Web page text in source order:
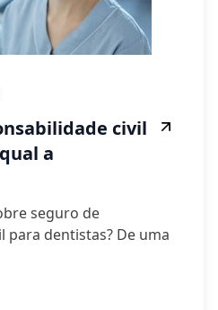
civil
a
seguro de
para dentistas? De uma